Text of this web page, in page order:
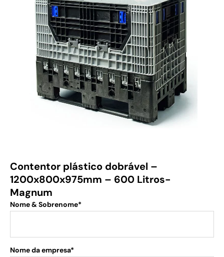
Contentor plástico dobrável –
1200x800x975mm – 600 Litros-
Magnum
Nome & Sobrenome*
Nome da empresa*